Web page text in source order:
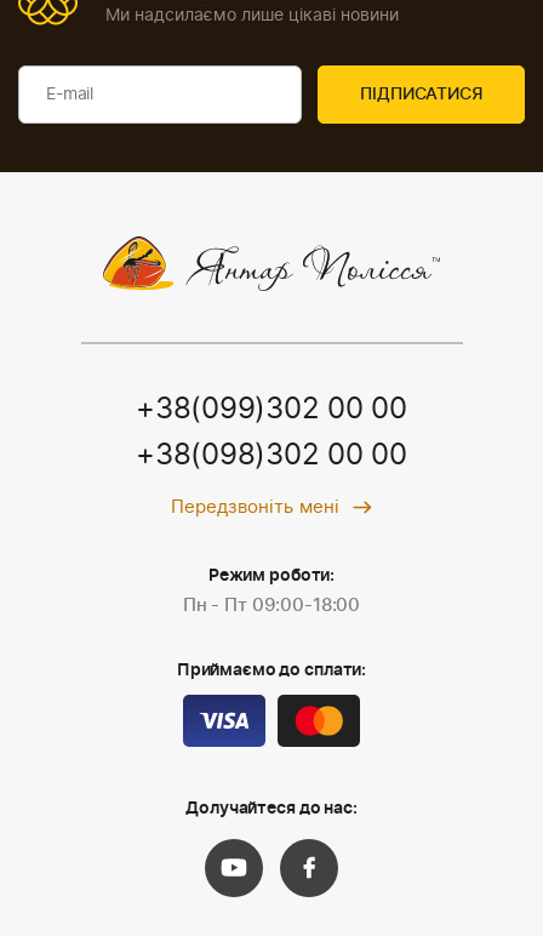
Ми надсилаємо лише цікаві новини
+38(099)302 00 00
+38(098)302 00 00
Передзвоніть мені
Режим роботи:
Пн - Пт 09:00-18:00
Приймаємо до сплати:
Долучайтеся до нас: